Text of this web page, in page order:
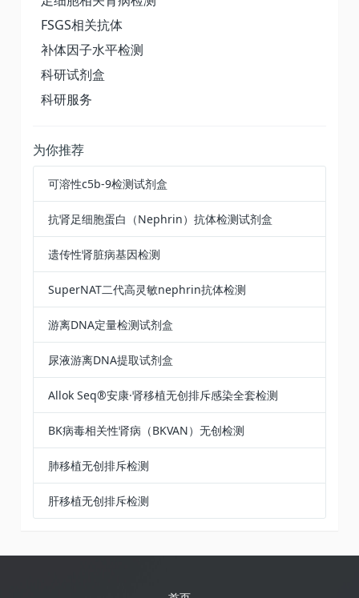
FSGS相关抗体
补体因子水平检测
科研试剂盒
科研服务
为你推荐
可溶性c5b-9检测试剂盒
抗肾足细胞蛋白（Nephrin）抗体检测试剂盒
遗传性肾脏病基因检测
SuperNAT二代高灵敏nephrin抗体检测
游离DNA定量检测试剂盒
尿液游离DNA提取试剂盒​
Allok Seq®安康·肾移植无创排斥感染全套检测
BK病毒相关性肾病（BKVAN）无创检测
肺移植无创排斥检测
肝移植无创排斥检测